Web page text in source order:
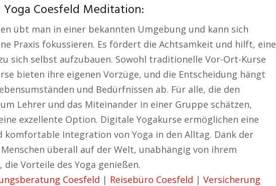
Coesfeld Meditation:
übt man in einer bekannten Umgebung und kann sich
Praxis fokussieren. Es fördert die Achtsamkeit und hilft, eine
sich selbst aufzubauen. Sowohl traditionelle Vor-Ort-Kurse
bieten ihre eigenen Vorzüge, und die Entscheidung hängt
und Bedürfnissen ab. Für alle, die den
Lehrer und das Miteinander in einer Gruppe schätzen,
exzellente Option. Digitale Yogakurse ermöglichen eine
Integration von Yoga in den Alltag. Dank der
überall auf der Welt, unabhängig von ihrem
Vorteile des Yoga genießen.
Coesfeld | Reisebüro Coesfeld | Versicherung